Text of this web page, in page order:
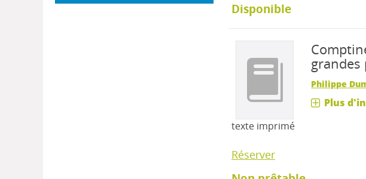
Disponible
texte imprimé
grandes
Philippe
Plus
Réserver